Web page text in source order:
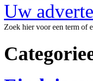
Uw
Zoek hier voor een term of